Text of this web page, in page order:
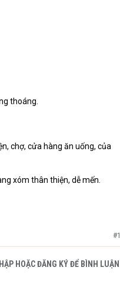
thoáng.
chợ, cửa hàng ăn uống, của
xóm thân thiện, dễ mến.
#1
HOẶC ĐĂNG KÝ ĐỂ BÌNH